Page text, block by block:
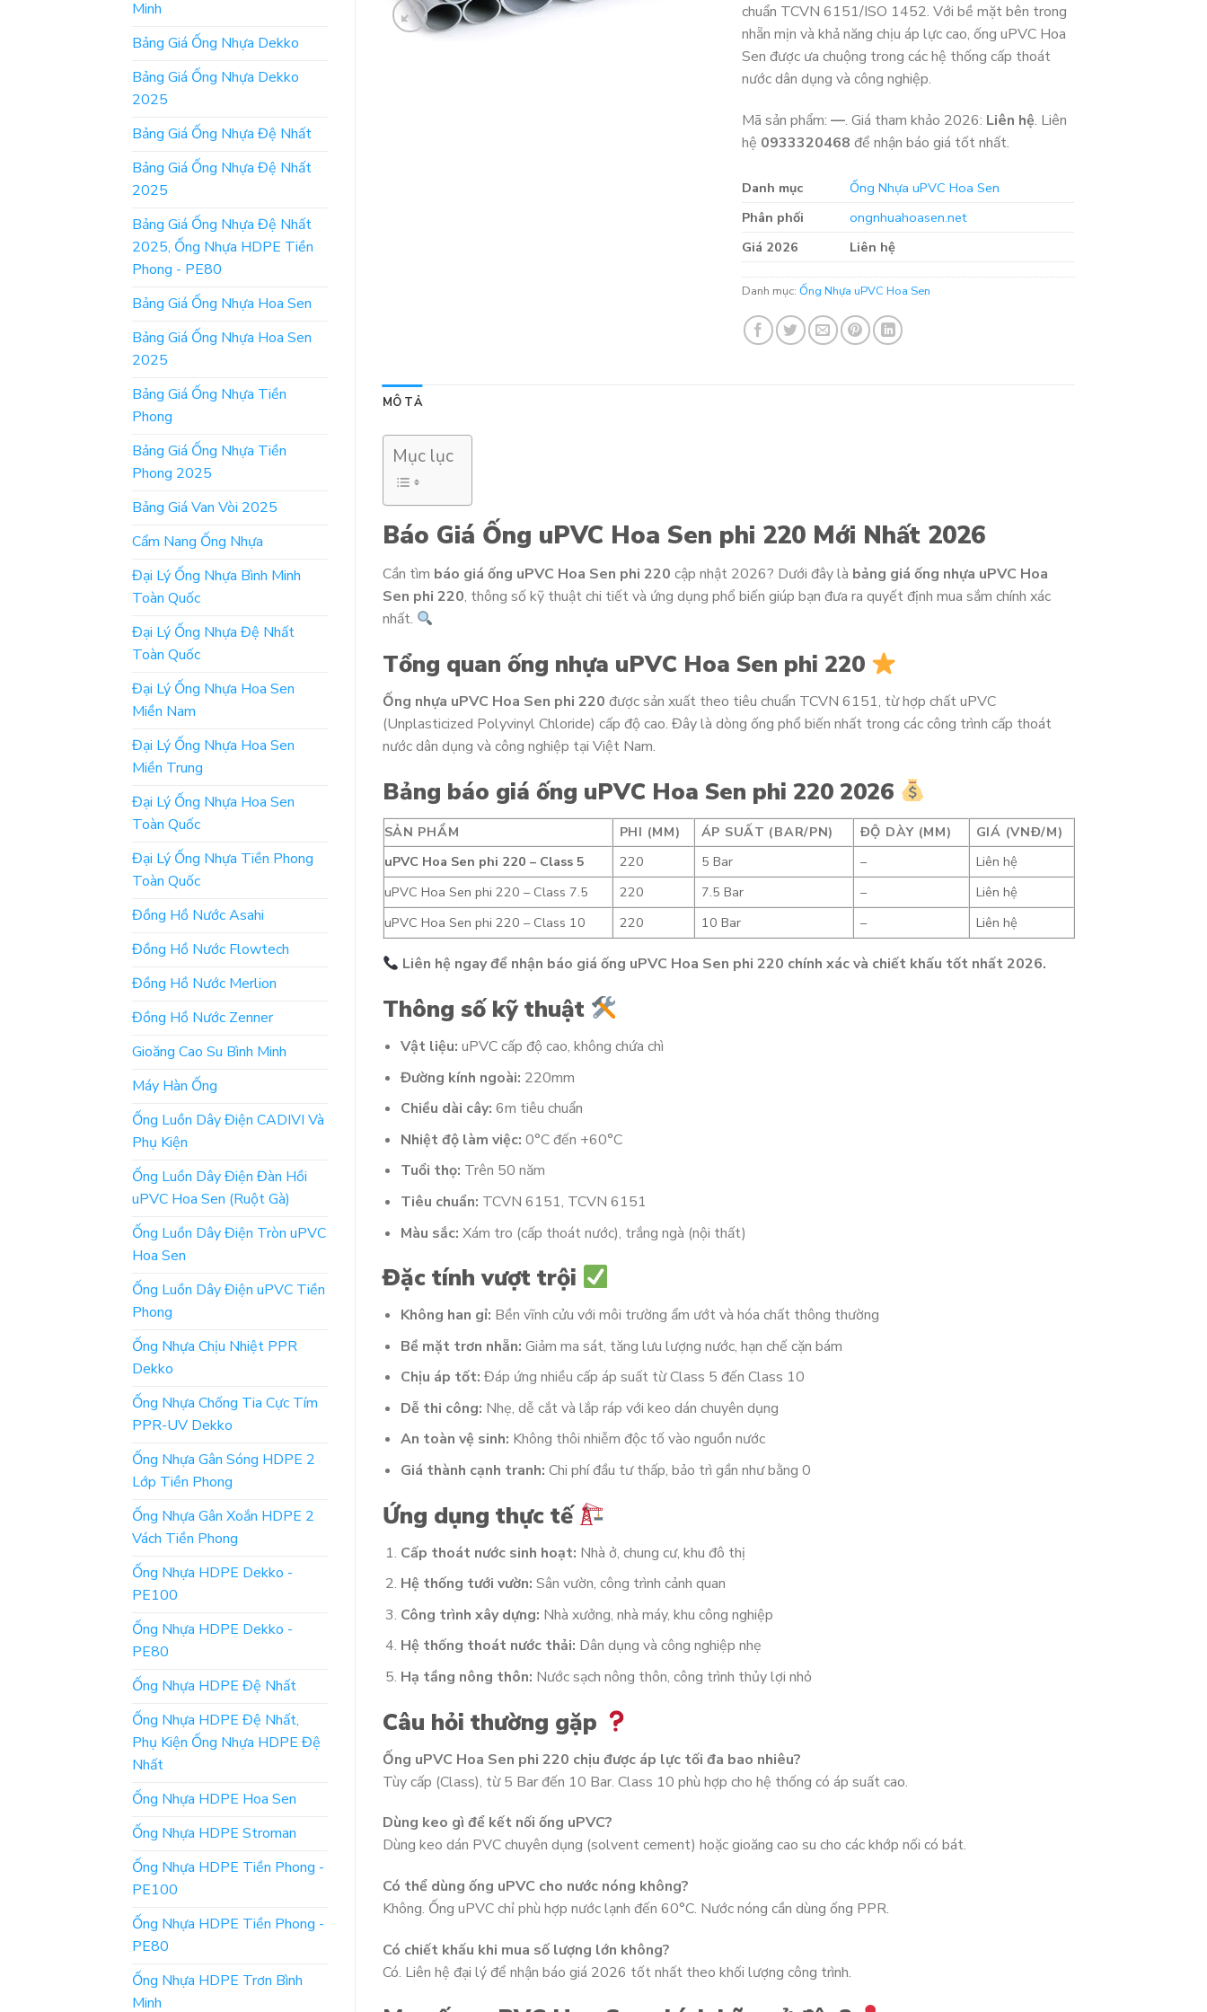
Minh
Bảng Giá Ống Nhựa Dekko
Bảng Giá Ống Nhựa Dekko
2025
Bảng Giá Ống Nhựa Đệ Nhất
Bảng Giá Ống Nhựa Đệ Nhất
2025
Bảng Giá Ống Nhựa Đệ Nhất
2025, Ống Nhựa HDPE Tiền
Phong - PE80
Bảng Giá Ống Nhựa Hoa Sen
Bảng Giá Ống Nhựa Hoa Sen
2025
Bảng Giá Ống Nhựa Tiền
Phong
Bảng Giá Ống Nhựa Tiền
Phong 2025
Bảng Giá Van Vòi 2025
Cẩm Nang Ống Nhựa
Đại Lý Ống Nhựa Bình Minh
Toàn Quốc
Đại Lý Ống Nhựa Đệ Nhất
Toàn Quốc
Đại Lý Ống Nhựa Hoa Sen
Miền Nam
Đại Lý Ống Nhựa Hoa Sen
Miền Trung
Đại Lý Ống Nhựa Hoa Sen
Toàn Quốc
Đại Lý Ống Nhựa Tiền Phong
Toàn Quốc
Đồng Hồ Nước Asahi
Đồng Hồ Nước Flowtech
Đồng Hồ Nước Merlion
Đồng Hồ Nước Zenner
Gioăng Cao Su Bình Minh
Máy Hàn Ống
Ống Luồn Dây Điện CADIVI Và
Phụ Kiện
Ống Luồn Dây Điện Đàn Hồi
uPVC Hoa Sen (Ruột Gà)
Ống Luồn Dây Điện Tròn uPVC
Hoa Sen
Ống Luồn Dây Điện uPVC Tiền
Phong
Ống Nhựa Chịu Nhiệt PPR
Dekko
Ống Nhựa Chống Tia Cực Tím
PPR-UV Dekko
Ống Nhựa Gân Sóng HDPE 2
Lớp Tiền Phong
Ống Nhựa Gân Xoắn HDPE 2
Vách Tiền Phong
Ống Nhựa HDPE Dekko -
PE100
Ống Nhựa HDPE Dekko -
PE80
Ống Nhựa HDPE Đệ Nhất
Ống Nhựa HDPE Đệ Nhất,
Phụ Kiện Ống Nhựa HDPE Đệ
Nhất
Ống Nhựa HDPE Hoa Sen
Ống Nhựa HDPE Stroman
Ống Nhựa HDPE Tiền Phong -
PE100
Ống Nhựa HDPE Tiền Phong -
PE80
Ống Nhựa HDPE Trơn Bình
Minh
chuẩn TCVN 6151/ISO 1452. Với bề mặt bên trong
nhẵn mịn và khả năng chịu áp lực cao, ống uPVC Hoa
Sen được ưa chuộng trong các hệ thống cấp thoát
nước dân dụng và công nghiệp.
Mã sản phẩm:—. Giá tham khảo 2026: Liên hệ. Liên
hệ 0933320468 để nhận báo giá tốt nhất.
Danh mục
Ống Nhựa uPVC Hoa Sen
Phân phối
ongnhuahoasen.net
Giá 2026
Liên hệ
Danh mục:Ống Nhựa uPVC Hoa Sen
MÔ TẢ
Mục lục
Báo Giá Ống uPVC Hoa Sen phi 220 Mới Nhất 2026
Cần tìm báo giá ống uPVC Hoa Sen phi 220 cập nhật 2026? Dưới đây là bảng giá ống nhựa uPVC Hoa
Sen phi 220, thông số kỹ thuật chi tiết và ứng dụng phổ biến giúp bạn đưa ra quyết định mua sắm chính xác
nhất.
Tổng quan ống nhựa uPVC Hoa Sen phi 220
Ống nhựa uPVC Hoa Sen phi 220 được sản xuất theo tiêu chuẩn TCVN 6151, từ hợp chất uPVC
(Unplasticized Polyvinyl Chloride) cấp độ cao. Đây là dòng ống phổ biến nhất trong các công trình cấp thoát
nước dân dụng và công nghiệp tại Việt Nam.
Bảng báo giá ống uPVC Hoa Sen phi 220 2026
SẢN PHẨM PHI (MM) ÁP SUẤT (BAR/PN) ĐỘ DÀY (MM)
GIÁ (VNĐ/M)
uPVC Hoa Sen phi 220 – Class 5
220 5 Bar –
Liên hệ
uPVC Hoa Sen phi 220 – Class 7.5
220 7.5 Bar –
Liên hệ
uPVC Hoa Sen phi 220 – Class 10
220 10 Bar – Liên hệ
Liên hệ ngay để nhận báo giá ống uPVC Hoa Sen phi 220 chính xác và chiết khấu tốt nhất 2026.
Thông số kỹ thuật
Vật liệu: uPVC cấp độ cao, không chứa chì
Đường kính ngoài: 220mm
Chiều dài cây: 6m tiêu chuẩn
Nhiệt độ làm việc: 0°C đến +60°C
Tuổi thọ: Trên 50 năm
Tiêu chuẩn: TCVN 6151, TCVN 6151
Màu sắc: Xám tro (cấp thoát nước), trắng ngà (nội thất)
Đặc tính vượt trội
Không han gỉ: Bền vĩnh cửu với môi trường ẩm ướt và hóa chất thông thường
Bề mặt trơn nhẵn: Giảm ma sát, tăng lưu lượng nước, hạn chế cặn bám
Chịu áp tốt: Đáp ứng nhiều cấp áp suất từ Class 5 đến Class 10
Dễ thi công: Nhẹ, dễ cắt và lắp ráp với keo dán chuyên dụng
An toàn vệ sinh: Không thôi nhiễm độc tố vào nguồn nước
Giá thành cạnh tranh: Chi phí đầu tư thấp, bảo trì gần như bằng 0
Ứng dụng thực tế
Cấp thoát nước sinh hoạt: Nhà ở, chung cư, khu đô thị
Hệ thống tưới vườn: Sân vườn, công trình cảnh quan
Công trình xây dựng: Nhà xưởng, nhà máy, khu công nghiệp
Hệ thống thoát nước thải: Dân dụng và công nghiệp nhẹ
Hạ tầng nông thôn: Nước sạch nông thôn, công trình thủy lợi nhỏ
Câu hỏi thường gặp
Ống uPVC Hoa Sen phi 220 chịu được áp lực tối đa bao nhiêu?
Tùy cấp (Class), từ 5 Bar đến 10 Bar. Class 10 phù hợp cho hệ thống có áp suất cao.
Dùng keo gì để kết nối ống uPVC?
Dùng keo dán PVC chuyên dụng (solvent cement) hoặc gioăng cao su cho các khớp nối có bát.
Có thể dùng ống uPVC cho nước nóng không?
Không. Ống uPVC chỉ phù hợp nước lạnh đến 60°C. Nước nóng cần dùng ống PPR.
Có chiết khấu khi mua số lượng lớn không?
Có. Liên hệ đại lý để nhận báo giá 2026 tốt nhất theo khối lượng công trình.